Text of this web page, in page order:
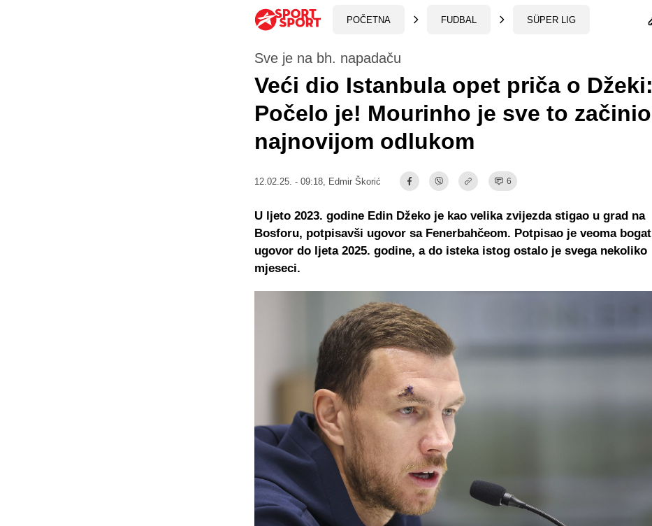
POČETNA FUDBAL SÜPER LIG
Sve je na bh. napadaču
Veći dio Istanbula opet priča o Džeki:
Počelo je! Mourinho je sve to začinio
najnovijom odlukom
12.02.25. - 09:18, Edmir Škorić 6
U ljeto 2023. godine Edin Džeko je kao velika zvijezda stigao u grad na
Bosforu, potpisavši ugovor sa Fenerbahčeom. Potpisao je veoma bogat
ugovor do ljeta 2025. godine, a do isteka istog ostalo je svega nekoliko
mjeseci.